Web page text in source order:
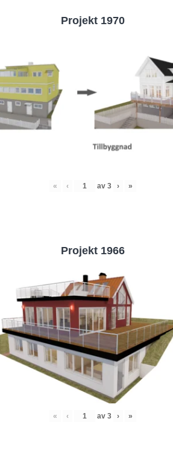
Projekt 1970
« ‹ av 3 › »
Projekt 1966
« ‹ av 3 › »